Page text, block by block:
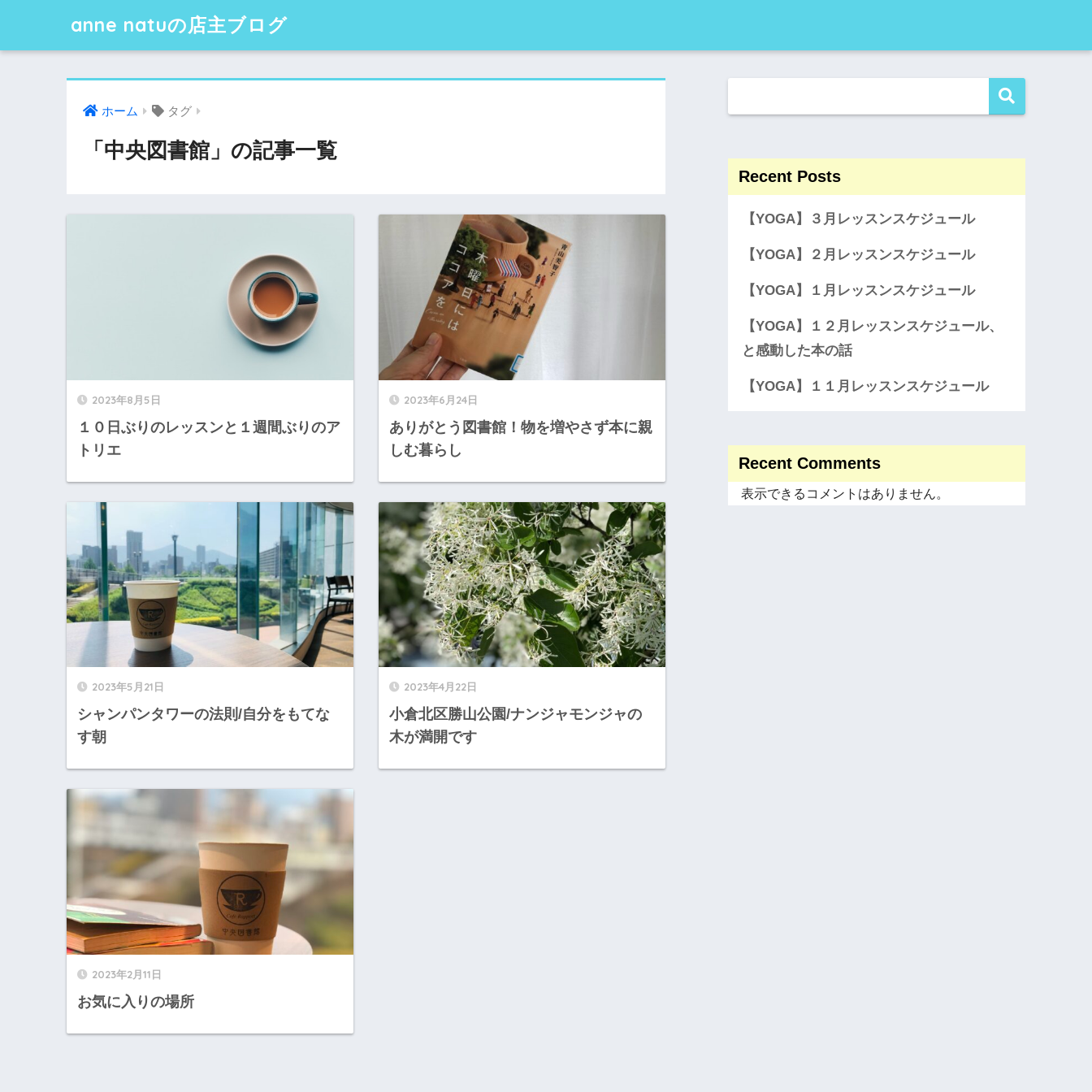
anne natuの店主ブログ
ホーム タグ
「中央図書館」の記事一覧
2023年8月5日
１０日ぶりのレッスンと１週間ぶりのア
トリエ
2023年6月24日
ありがとう図書館！物を増やさず本に親
しむ暮らし
2023年5月21日
シャンパンタワーの法則/自分をもてな
す朝
2023年4月22日
小倉北区勝山公園/ナンジャモンジャの
木が満開です
2023年2月11日
お気に入りの場所
Recent Posts
【YOGA】３月レッスンスケジュール
【YOGA】２月レッスンスケジュール
【YOGA】１月レッスンスケジュール
【YOGA】１２月レッスンスケジュール、
と感動した本の話
【YOGA】１１月レッスンスケジュール
Recent Comments
表示できるコメントはありません。